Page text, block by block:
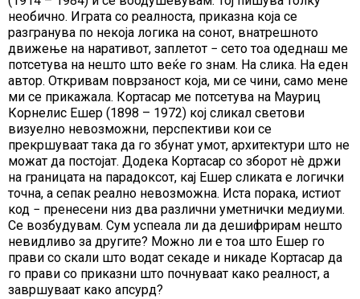
необично. Играта со реалноста, приказна која се
разгранува по некоја логика на сонот, внатрешното
движење на наративот, заплетот − сето тоа одеднаш ме
потсетува на нешто што веќе го знам. На слика. На еден
автор. Откривам поврзаност која, ми се чини, само мене
ми се прикажала. Кортасар ме потсетува на Мауриц
Корнелис Ешер (1898 – 1972) кој сликал светови
визуелно невозможни, перспективи кои се
прекршуваат така да го збунат умот, архитектури што не
можат да постојат. Додека Кортасар со зборот нè држи
на границата на парадоксот, кај Ешер сликата е логички
точна, а сепак реално невозможна. Иста порака, истиот
код − пренесени низ два различни уметнички медиуми.
Се возбудувам. Сум успеала ли да дешифрирам нешто
невидливо за другите? Можно ли е тоа што Ешер го
прави со скали што водат секаде и никаде Кортасар да
го прави со приказни што почнуваат како реалност, а
завршуваат како апсурд?